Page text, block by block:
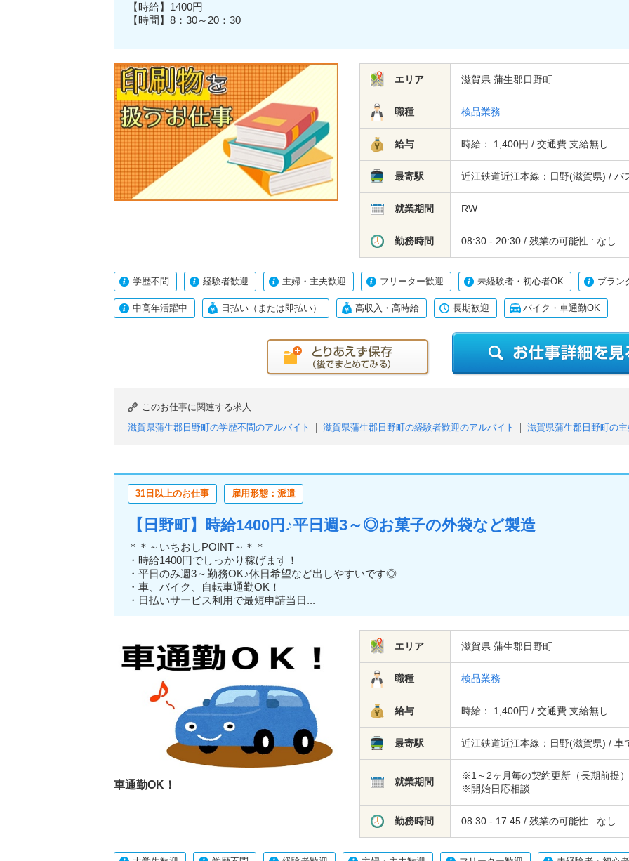
【時給】1400円
【時間】8：30～20：30
エリア 滋賀県 蒲生郡日野町
職種 検品業務
給与 時給： 1,400円 / 交通費 支給無し
最寄駅 近江鉄道近江本線：日野(滋賀県) / バ
就業期間 RW
勤務時間 08:30 - 20:30 / 残業の可能性 : なし
学歴不問 経験者歓迎 主婦・主夫歓迎 フリーター歓迎 未経験者・初心者OK ブラン
中高年活躍中 日払い（または即払い） 高収入・高時給 長期歓迎 バイク・車通勤OK
このお仕事に関連する求人
滋賀県蒲生郡日野町の学歴不問のアルバイト
滋賀県蒲生郡日野町の経験者歓迎のアルバイト
滋賀県蒲生郡日野町の
滋賀県蒲生郡日野町の日払い（または即払い）のアルバイト
滋賀県蒲生郡日野町の高収入・高時給のアルバイト
滋
滋賀県蒲生郡日野町のバイク・車通勤OKのアルバイト
31日以上のお仕事 雇用形態：派遣
【日野町】時給1400円♪平日週3～◎お菓子の外袋など製造
＊＊～いちおしPOINT～＊＊
・時給1400円でしっかり稼げます！
・平日のみ週3～勤務OK♪休日希望など出しやすいです◎
・車、バイク、自転車通勤OK！
・日払いサービス利用で最短申請当日...
車通勤OK！
エリア 滋賀県 蒲生郡日野町
職種 検品業務
給与 時給： 1,400円 / 交通費 支給無し
最寄駅 近江鉄道近江本線：日野(滋賀県) /
就業期間
※1～2ヶ月毎の契約更新（長期前提）
※開始日応相談
勤務時間 08:30 - 17:45 / 残業の可能性 : なし